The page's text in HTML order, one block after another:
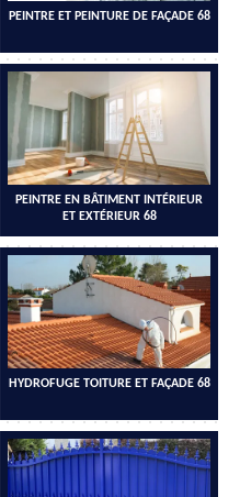
PEINTRE ET PEINTURE DE FAÇADE 68
PEINTRE EN BÂTIMENT INTÉRIEUR
ET EXTÉRIEUR 68
HYDROFUGE TOITURE ET FAÇADE 68